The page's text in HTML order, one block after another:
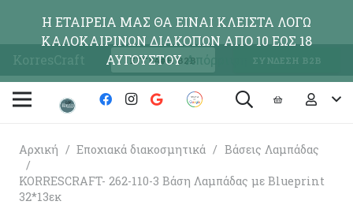
KorresCraft ΕΓΓΡΑΦΗ Β2Β ΣΥΝΔΕΣΗ Β2Β
Αρχική / Εποχιακά διακοσμητικά / Βάσεις Λαμπάδας
/
KORRESCRAFT- 262-110-3 Βάση Λαμπάδας με Blueprint
32*13εκ
Η ΕΤΑΙΡΕΙΑ ΜΑΣ ΘΑ ΕΙΝΑΙ ΚΛΕΙΣΤΑ ΛΟΓΩ
ΚΑΛΟΚΑΙΡΙΝΩΝ ΔΙΑΚΟΠΩΝ ΑΠΟ 10 ΕΩΣ 18
ΑΥΓΟΥΣΤΟΥΑπόρριψη